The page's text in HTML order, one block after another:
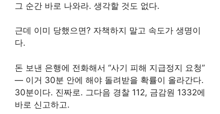
그 순간 바로 나와라. 생각할 것도 없다.
근데 이미 당했으면? 자책하지 말고 속도가 생명이
다.
돈 보낸 은행에 전화해서 “사기 피해 지급정지 요청”
— 이거 30분 안에 해야 돌려받을 확률이 올라간다.
30분이다. 진짜로. 그다음 경찰 112, 금감원 1332에
바로 신고하고.